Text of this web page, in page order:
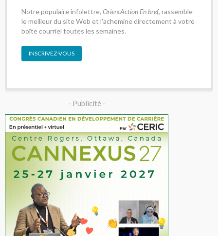
Notre populaire infolettre, OrientAction En bref, rassemble
le meilleur du site Web et l'achemine directement à votre
boîte courriel toutes les semaines.
INSCRIVEZ-VOUS
- Publicité -